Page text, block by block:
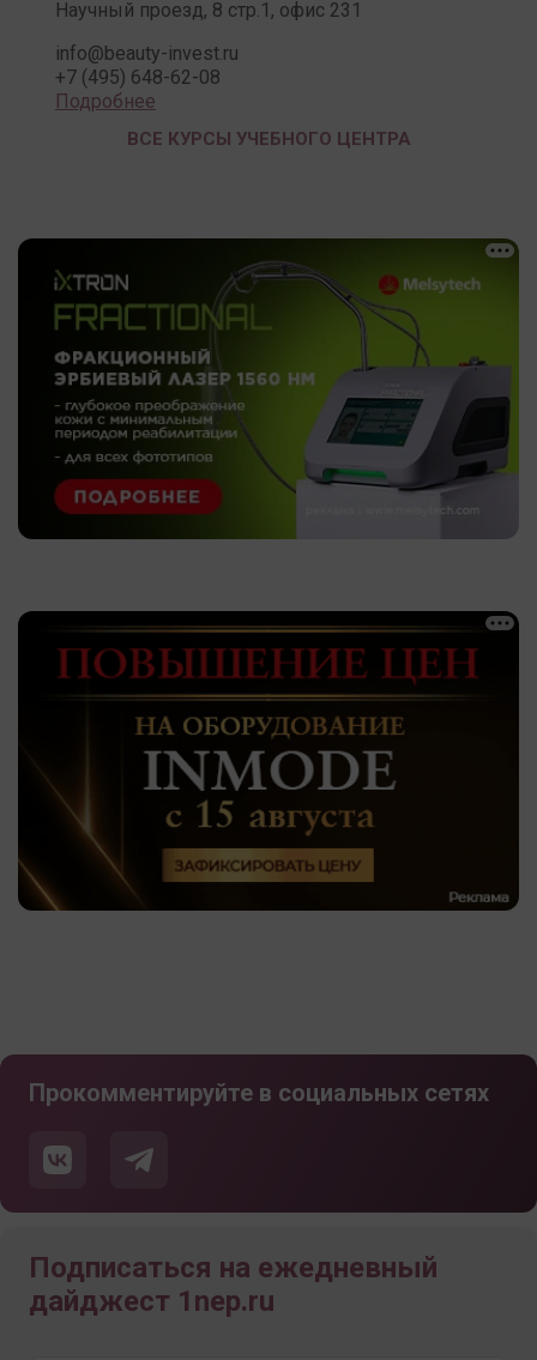
Научный проезд, 8 стр.1, офис 231
info@beauty-invest.ru
+7 (495) 648-62-08
Подробнее
ВСЕ КУРСЫ УЧЕБНОГО ЦЕНТРА
Прокомментируйте в социальных сетях
Подписаться на ежедневный
дайджест 1nep.ru